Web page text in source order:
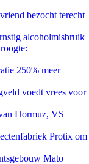
bezocht terecht
alcoholmisbruik
250% meer
voedt vrees voor
Hormuz, VS
Protix om
Mato